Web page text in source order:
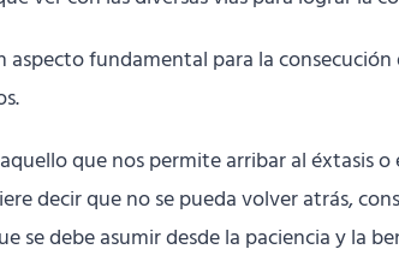
aspecto fundamental para la
que nos permite arribar al éxtasis
decir que no se pueda volver atrás,
se debe asumir desde la paciencia y la